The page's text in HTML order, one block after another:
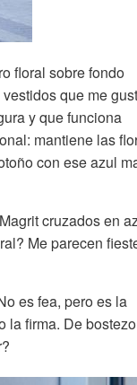
floral sobre fondo
que me
y que funciona
mantiene las
con ese azul
cruzados en
Me parecen
es fea, pero es la
la firma. De